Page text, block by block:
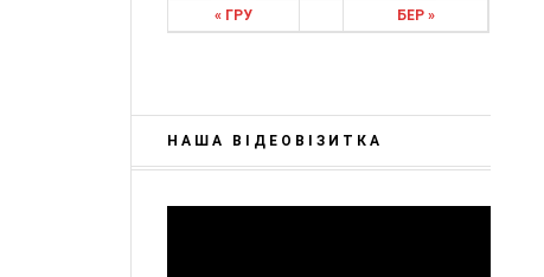
« ГРУ БЕР »
НАША ВІДЕОВІЗИТКА